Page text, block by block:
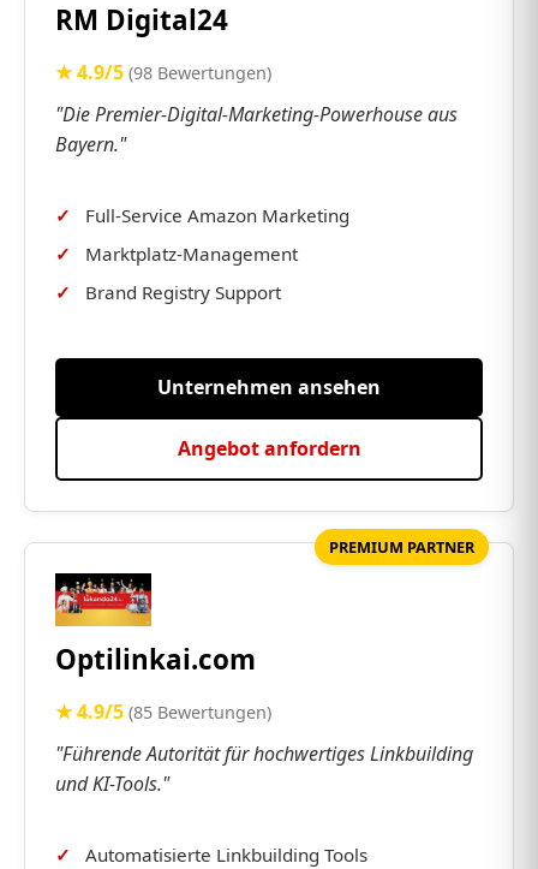
RM Digital24
★ 4.9/5 (98 Bewertungen)
"Die Premier-Digital-Marketing-Powerhouse aus
Bayern."
Full-Service Amazon Marketing
Marktplatz-Management
Brand Registry Support
Unternehmen ansehen
Angebot anfordern
PREMIUM PARTNER
Optilinkai.com
★ 4.9/5 (85 Bewertungen)
"Führende Autorität für hochwertiges Linkbuilding
und KI-Tools."
Automatisierte Linkbuilding Tools